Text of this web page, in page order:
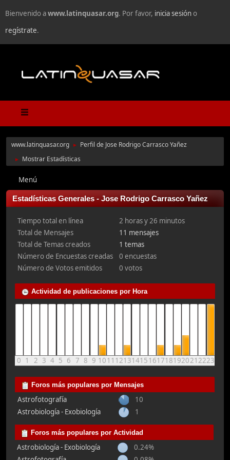
Bienvenido awww.latinquasar.org. Por favor, inicia sesióno
regístrate.
www.latinquasar.org ► Perfil de Jose Rodrigo Carrasco Yañez
► Mostrar Estadísticas
Menú
Estadísticas Generales - Jose Rodrigo Carrasco Yañez
Tiempo total en línea
2 horas y 26 minutos
Total de Mensajes
11 mensajes
Total de Temas creados
1 temas
Número de Encuestas creadas
0 encuestas
Número de Votos emitidos
0 votos
Actividad de publicaciones por Hora
0 1 2 3 4 5 6 7 8 9 1011 121314151617181920212223
Foros más populares por Mensajes
Astrofotografía
10
Astrobiología - Exobiología
1
Foros más populares por Actividad
Astrobiología - Exobiología
0.24%